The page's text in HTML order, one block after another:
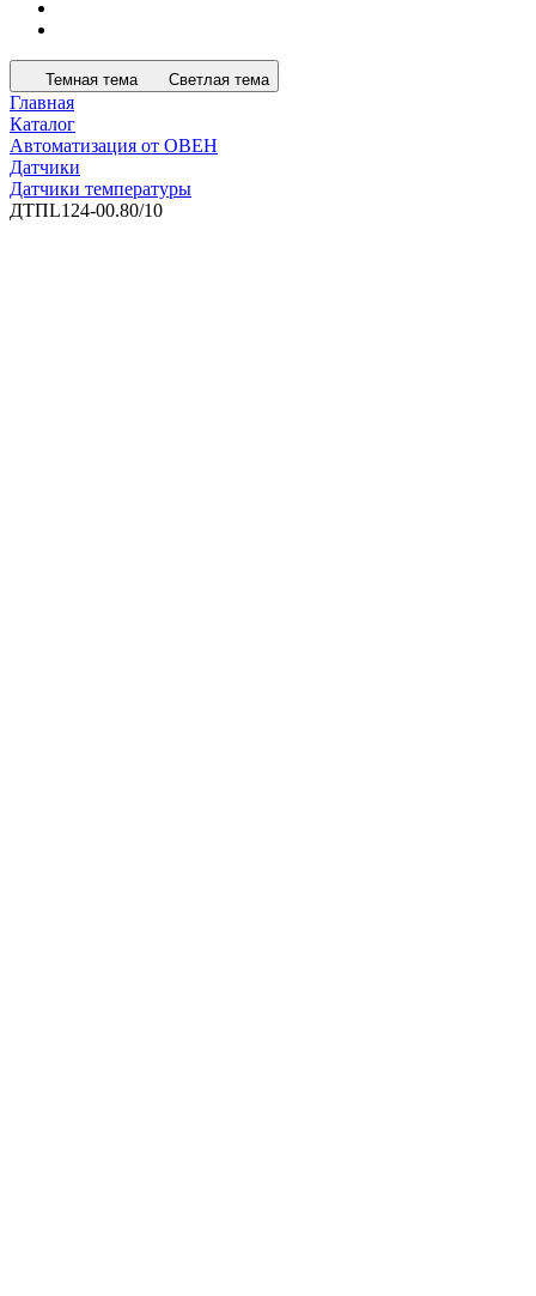
Темная тема Светлая тема
Главная
Каталог
Автоматизация от ОВЕН
Датчики
Датчики температуры
ДТПL124-00.80/10